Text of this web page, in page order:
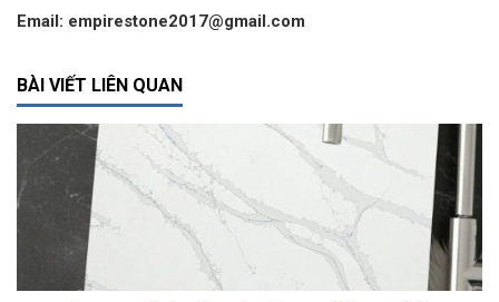
Email: empirestone2017@gmail.com
BÀI VIẾT LIÊN QUAN